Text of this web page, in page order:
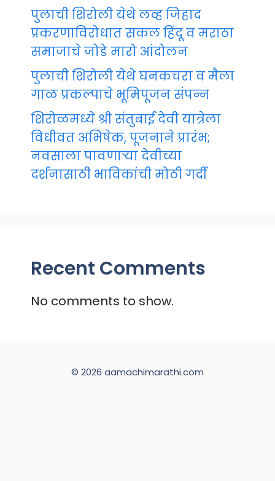
पुलाची शिरोली येथे लव्ह जिहाद
प्रकरणाविरोधात सकल हिंदू व मराठा
समाजाचे जोडे मारो आंदोलन
पुलाची शिरोली येथे घनकचरा व मैला
गाळ प्रकल्पाचे भूमिपूजन संपन्न
शिरोळमध्ये श्री संतुबाई देवी यात्रेला
विधीवत अभिषेक, पूजनाने प्रारंभ;
नवसाला पावणाऱ्या देवीच्या
दर्शनासाठी भाविकांची मोठी गर्दी
Recent Comments
No comments to show.
© 2026 aamachimarathi.com